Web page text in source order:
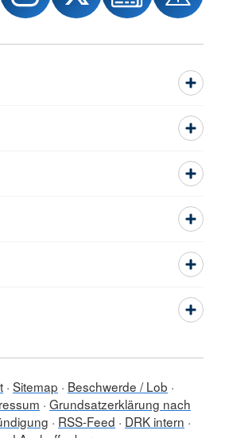
Sitemap
Beschwerde / Lob
Grundsatzerklärung nach
RSS-Feed
DRK intern